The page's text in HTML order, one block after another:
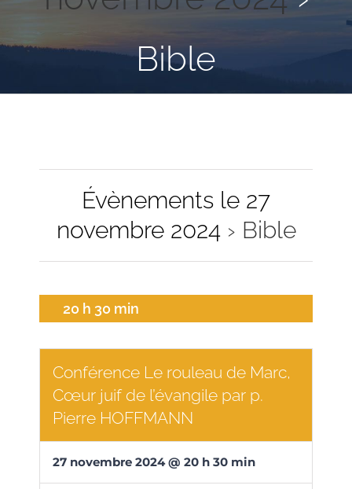
Bible
Évènements le 27
novembre 2024› Bible
20 h 30 min
Conférence Le rouleau de Marc,
Cœur juif de l’évangile par p.
Pierre HOFFMANN
27 novembre 2024 @ 20 h 30 min